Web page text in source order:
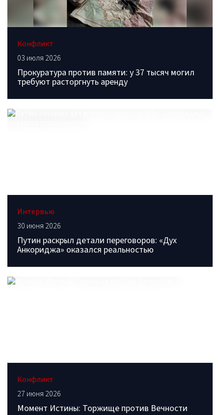
Конфликт
03 июля 2026
Прокуратура против памяти: у 37 тысяч могил
требуют расторгнуть аренду
Интервью
30 июня 2026
Путин раскрыл детали переговоров: «Дух
Анкориджа» оказался реальностью
Конфликт
27 июня 2026
Момент Истины: Торжище против Вечности